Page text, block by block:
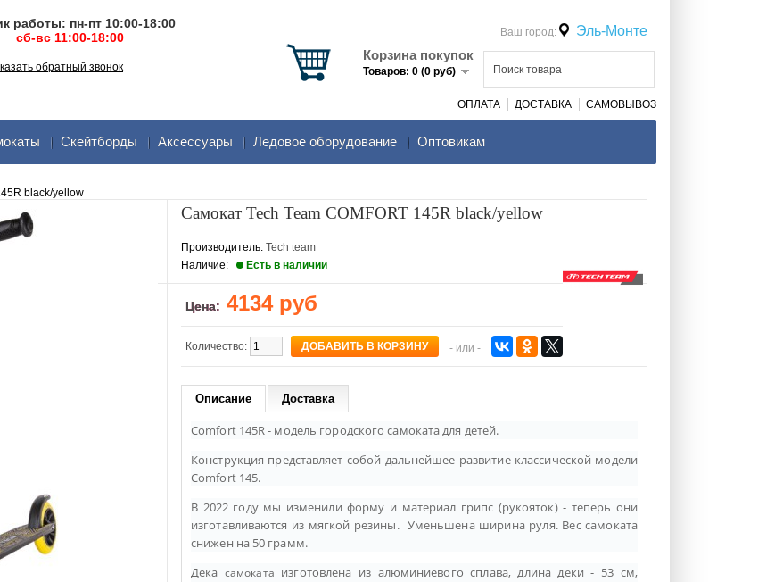
обратный звонок
работы: пн-пт 10:00-18:00
сб-вс 11:00-18:00
Корзина покупок
Товаров: 0 (0 руб)
Ваш город: Эль-Монте
ОПЛАТА ДОСТАВКА САМОВЫВОЗ
Скейтборды Аксеcсуары Ледовое оборудование Оптовикам
black/yellow
Самокат Tech Team COMFORT 145R black/yellow
Производитель: Tech team
Наличие:
Есть в наличии
Цена: 4134 руб
Количество: - или -
Описание Доставка
Comfort 145R - модель городского самоката для детей.
Конструкция представляет собой дальнейшее развитие классической модели
Comfort 145.
В 2022 году мы изменили форму и материал грипс (рукояток) - теперь они
изготавливаются из мягкой резины. Уменьшена ширина руля. Вес самоката
снижен на 50 грамм.
Дека самоката изготовлена из алюминиевого сплава, длина деки - 53 см,